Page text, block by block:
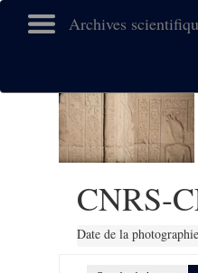
Archives
CNRS-
Date de la